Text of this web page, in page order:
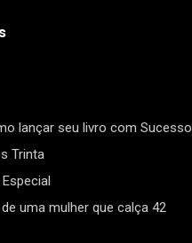
lançar seu livro com Sucesso
Trinta
uma mulher que calça 42